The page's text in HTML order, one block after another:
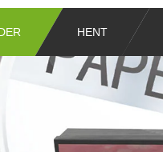
HENT